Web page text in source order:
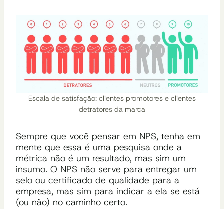
Escala de satisfação: clientes promotores e clientes
detratores da marca
Sempre que você pensar em NPS, tenha em
mente que essa é uma pesquisa onde a
métrica não é um resultado, mas sim um
insumo. O NPS não serve para entregar um
selo ou certificado de qualidade para a
empresa, mas sim para indicar a ela se está
(ou não) no caminho certo.